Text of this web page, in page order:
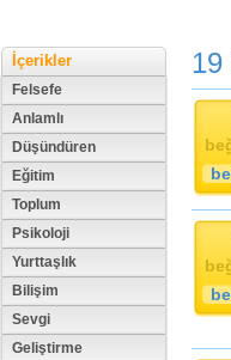
İçerikler
Felsefe
Anlamlı
Düşündüren
Eğitim
Toplum
Psikoloji
Yurttaşlık
Bilişim
Sevgi
Geliştirme
19